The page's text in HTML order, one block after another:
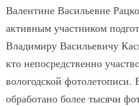
Валентине Васильевне
активным участником
Владимиру Васильевичу
кто непосредственно
вологодской фотолетописи.
обработано более тысячи